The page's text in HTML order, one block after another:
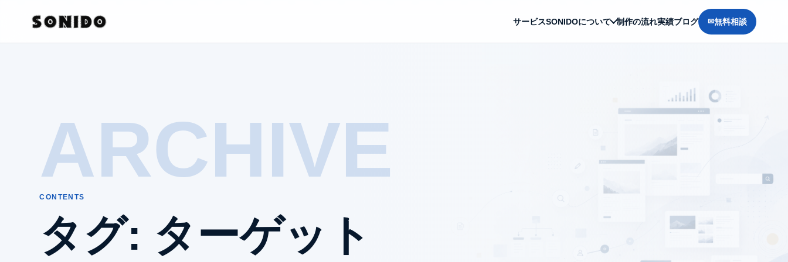
サービスSONIDOについて 制作の流れ実績ブログ 無料相談
ARCHIVE
CONTENTS
タグ: ターゲット